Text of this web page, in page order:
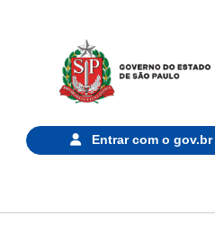
Entrar com o gov.br